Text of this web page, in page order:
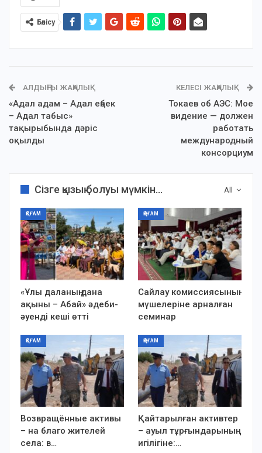
Бөлісу
АЛДЫҢҒЫ ЖАҢАЛЫҚ
«Адал адам – Адал еңбек
– Адал табыс»
тақырыбында дәріс
оқылды
КЕЛЕСІ ЖАҢАЛЫҚ
Токаев об АЭС: Мое
видение — должен
работать
международный
консорциум
All
Сізге қызық болуы мүмкін...
ҚОҒАМ
«Ұлы даланың дана
ақыны – Абай» әдеби-
әуенді кеші өтті
ҚОҒАМ
Сайлау комиссиясының
мүшелеріне арналған
семинар
ҚОҒАМ
Возвращённые активы
– на благо жителей
села: в…
ҚОҒАМ
Қайтарылған активтер
– ауыл тұрғындарының
игілігіне:…